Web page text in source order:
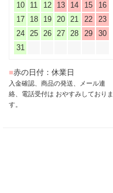
10
11 12 13 14 15
16
17
18 19 20 21 22
23
24
25 26 27 28 29
30
31
■赤の日付：休業日
入金確認、商品の発送、メール連
絡、電話受付は おやすみしておりま
す。